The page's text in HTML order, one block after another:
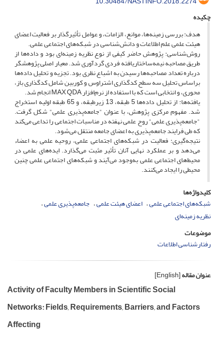
چکیده
هدف: بررسی زمینه‌ها، موانع، الزامات، و عوامل تأثیرگذار بر فعالیت اعضای
هیئت علمی علم اطلاعات و دانش‌شناسی در شبکه‌های اجتماعی علمی.
روش‌شناسی: پژوهش حاضر کیفی از نوع نظریه زمینه‌ای بود و داده‌ها از
طریق مصاحبه نیمه‌ساختاریافته فردی گردآوری شد. معیار اصلی پژوهشگر
درباره تعداد مصاحبه‌ها رسیدن به اشباع نظری بود. تجزیه و تحلیل داده‌ها
براساس تحلیل سه سطح کدگذاری اشتراوس و کوربین شامل کدگذاری باز،
محوری، و انتخابی است که با استفاده از نرم‌افزار MAX QDA انجام شد.
یافته‌ها: از تحلیل داده‌ها 5 طبقه، 13 زیرطبقه، و 65 طبقه اولیه استخراج
شد. مفهوم مرکزی پژوهش، با عنوان "جامعه‌پذیری علمی" شکل گرفت.
"جامعه‌پذیری علمی" روح علمی نهفته در مناسبات اجتماعی را تداعی می‌کند
که طی فرایند جامعه‌پذیری به اعضای جامعه منتقل می‌شود.
نتیجه‌گیری: فعالیت در شبکه‌های اجتماعی علمی، روحیه علمی به اعضاء
می‌دهد و بر عملکرد نهایی آنان تأثیر مثبت می‌گذارد. ایده‌های علمی در
محیط‌های اجتماعی علمی به‌وجود می‌آیند و شبکه‌های اجتماعی علمی چنین
محیطی را ایجاد می‌کنند.
کلیدواژه‌ها
شبکه‌های اجتماعی علمی اعضای هیئت علمی جامعه‌پذیری علمی
نظریه زمینه‌ای
موضوعات
رفتارشناسی اطلاعات
عنوان مقاله[English]
Activity of Faculty Members in Scientific Social
Networks: Fields, Requirements, Barriers, and Factors
Affecting